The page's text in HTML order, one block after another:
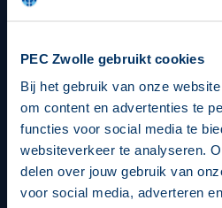
PEC Zwolle gebruikt cookies
Bij het gebruik van onze
om content en advertenties te
functies voor social media te
websiteverkeer te analyseren.
delen over jouw gebruik van
voor social media, adverteren